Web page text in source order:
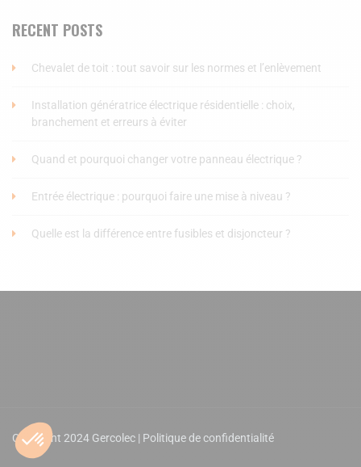
RECENT POSTS
Chevalet de toit : tout savoir sur les normes et l’enlèvement
Installation génératrice électrique résidentielle : choix,
branchement et erreurs à éviter
Quand et pourquoi changer votre panneau électrique ?
Entrée électrique : pourquoi faire une mise à niveau ?
Quelle est la différence entre fusibles et disjoncteur ?
Copyright 2024 Gercolec | Politique de confidentialité